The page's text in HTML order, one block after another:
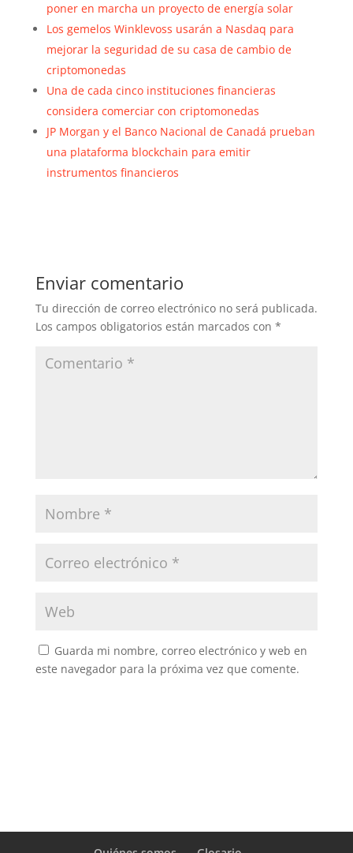
poner en marcha un proyecto de energía solar
Los gemelos Winklevoss usarán a Nasdaq para
mejorar la seguridad de su casa de cambio de
criptomonedas
Una de cada cinco instituciones financieras
considera comerciar con criptomonedas
JP Morgan y el Banco Nacional de Canadá prueban
una plataforma blockchain para emitir
instrumentos financieros
Enviar comentario
Tu dirección de correo electrónico no será publicada.
Los campos obligatorios están marcados con *
Guarda mi nombre, correo electrónico y web en
este navegador para la próxima vez que comente.